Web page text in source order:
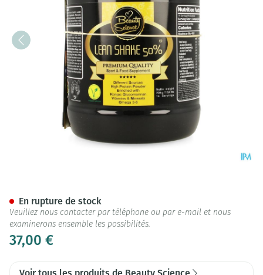
37,00 €
En rupture de stock
Veuillez nous contacter par téléphone ou par e-mail et nous
examinerons ensemble les possibilités.